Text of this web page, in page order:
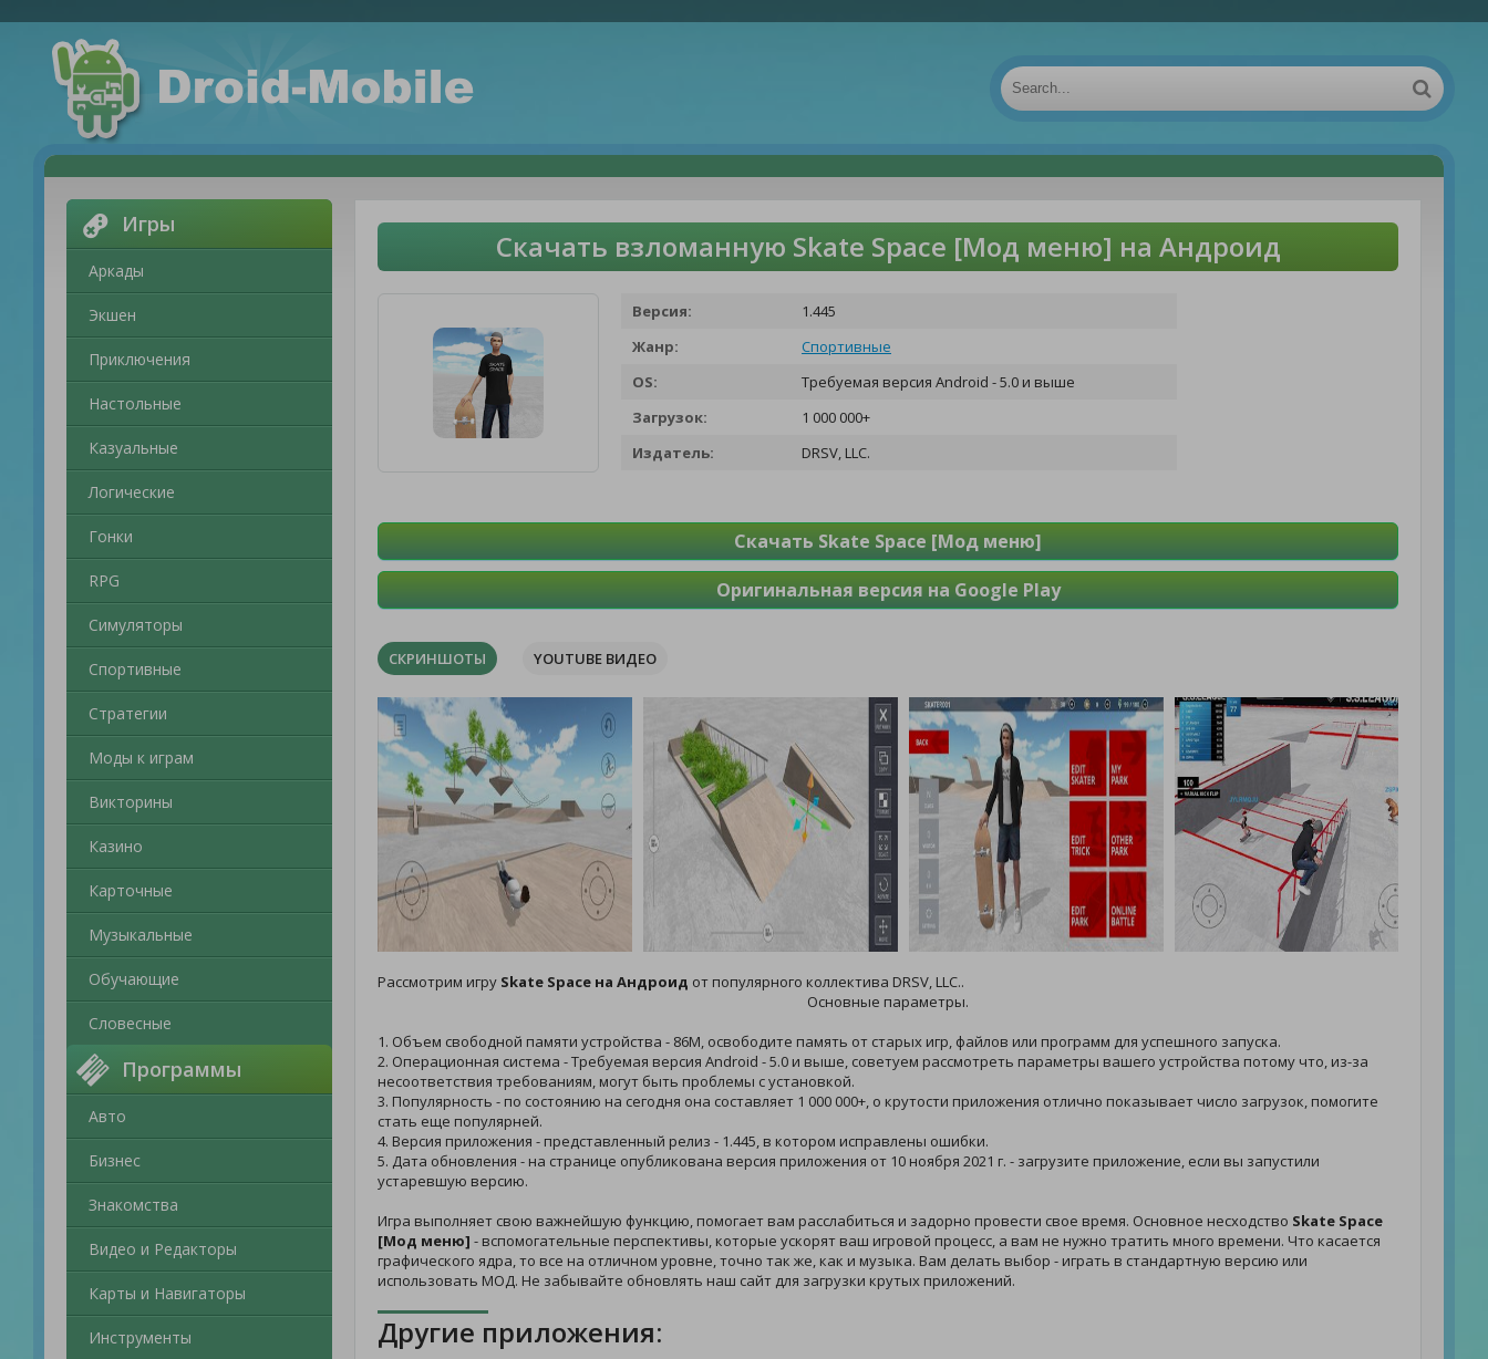
Игры
Аркады
Экшен
Приключения
Настольные
Казуальные
Логические
Гонки
RPG
Симуляторы
Спортивные
Стратегии
Моды к играм
Викторины
Казино
Карточные
Музыкальные
Обучающие
Словесные
Программы
Авто
Бизнес
Знакомства
Видео и Редакторы
Карты и Навигаторы
Инструменты
Скачать взломанную Skate Space [Мод меню] на Андроид
Версия:
1.445
Жанр:
Спортивные
OS:
Требуемая версия Android - 5.0 и выше
Загрузок:
1 000 000+
Издатель:
DRSV, LLC.
Скачать Skate Space [Мод меню]
Оригинальная версия на Google Play
СКРИНШОТЫ YOUTUBE ВИДЕО
Рассмотрим игру Skate Space на Андроид от популярного коллектива DRSV, LLC..
Основные параметры.
1. Объем свободной памяти устройства - 86M, освободите память от старых игр, файлов или программ для успешного запуска.
2. Операционная система - Требуемая версия Android - 5.0 и выше, советуем рассмотреть параметры вашего устройства потому что, из-за
несоответствия требованиям, могут быть проблемы с установкой.
3. Популярность - по состоянию на сегодня она составляет 1 000 000+, о крутости приложения отлично показывает число загрузок, помогите
стать еще популярней.
4. Версия приложения - представленный релиз - 1.445, в котором исправлены ошибки.
5. Дата обновления - на странице опубликована версия приложения от 10 ноября 2021 г. - загрузите приложение, если вы запустили
устаревшую версию.
Игра выполняет свою важнейшую функцию, помогает вам расслабиться и задорно провести свое время. Основное несходство Skate Space
[Мод меню] - вспомогательные перспективы, которые ускорят ваш игровой процесс, а вам не нужно тратить много времени. Что касается
графического ядра, то все на отличном уровне, точно так же, как и музыка. Вам делать выбор - играть в стандартную версию или
использовать МОД. Не забывайте обновлять наш сайт для загрузки крутых приложений.
Другие приложения: